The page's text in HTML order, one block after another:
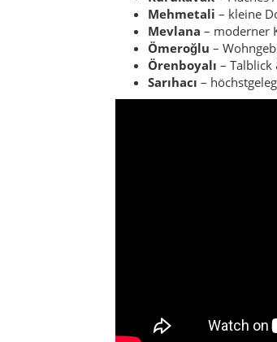
Mehmetali – kleine
Mevlana – moderner
Ömeroğlu –
Örenboyalı – Talblick
Sarıhacı –